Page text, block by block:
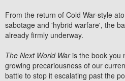
From the return of Cold War-style
sabotage and 'hybrid warfare', the
already firmly underway.
The Next World Waris the book you
growing precariousness of our
battle to stop it escalating past the